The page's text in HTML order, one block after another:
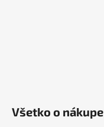
Všetko o nákupe